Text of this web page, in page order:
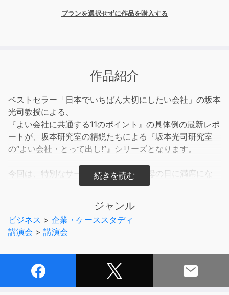
プランを選択せずに作品を購入する
作品紹介
ベストセラー「日本でいちばん大切にしたい会社」の坂本
光司教授による、
『よい会社に共通する11のポイント』の具体例の最新レポ
ートが、坂本研究室の精鋭たちによる『坂本光司研究室
の“よい会社・とって出し!”』シリーズとなります。
今回は、特別なサービスをしなくとも母の日に満席にな
る、“北関東の奇跡”の和風ファミリーレストラン、株式会
「社長の“人間大好き・親孝行”という経営理念が社員全員
に共有されている素晴らしさ。また、そのことが実際にど
ジャンル
ビジネス > 企業・ケーススタディ
講演会 > 講演会